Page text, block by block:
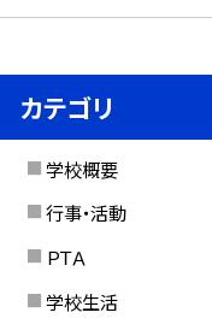
カテゴリ
学校概要
行事・活動
ＰＴＡ
学校生活